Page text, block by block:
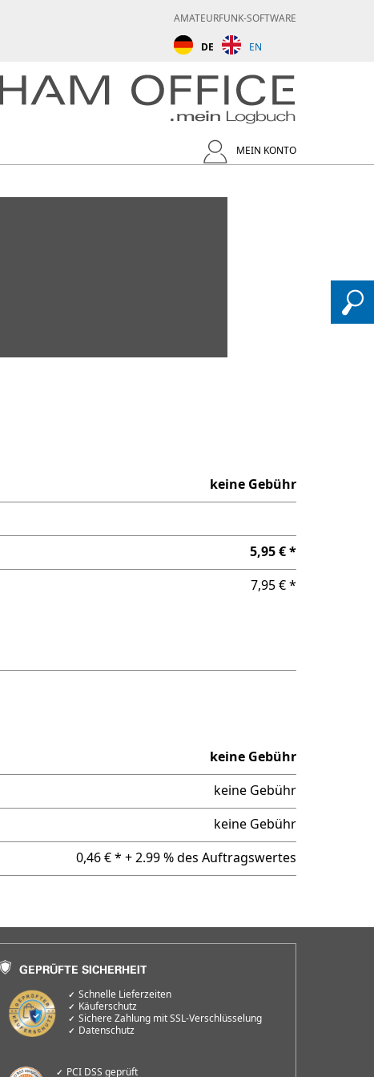
AMATEURFUNK-SOFTWARE
DE EN
MEIN KONTO
keine Gebühr
5,95 € *
7,95 € *
keine Gebühr
keine Gebühr
keine Gebühr
0,46 € * + 2.99 % des Auftragswertes
Schnelle Lieferzeiten
Käuferschutz
Sichere Zahlung mit SSL-Verschlüsselung
Datenschutz
PCI DSS geprüft